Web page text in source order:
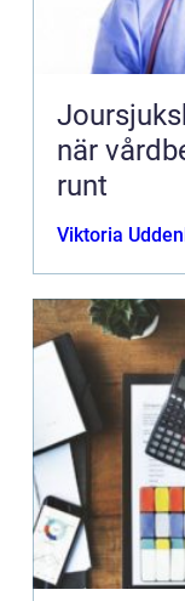
när
runt
Viktoria